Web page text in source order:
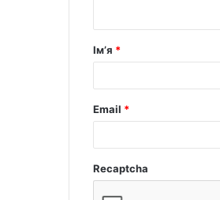
Ім’я *
Email *
Recaptcha